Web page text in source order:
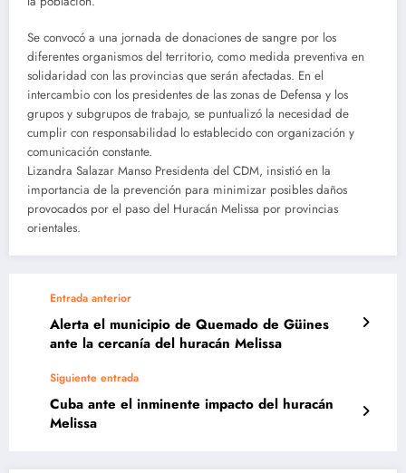
Se convocó a una jornada de donaciones de sangre por los
diferentes organismos del territorio, como medida preventiva en
solidaridad con las provincias que serán afectadas. En el
intercambio con los presidentes de las zonas de Defensa y los
grupos y subgrupos de trabajo, se puntualizó la necesidad de
cumplir con responsabilidad lo establecido con organización y
comunicación constante.
Lizandra Salazar Manso Presidenta del CDM, insistió en la
importancia de la prevención para minimizar posibles daños
provocados por el paso del Huracán Melissa por provincias
orientales.
Entrada anterior
Alerta el municipio de Quemado de Güines
ante la cercanía del huracán Melissa
Siguiente entrada
Cuba ante el inminente impacto del huracán
Melissa